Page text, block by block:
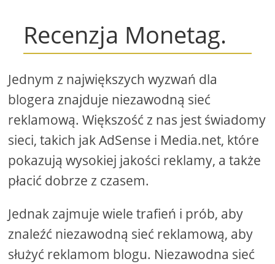
Recenzja Monetag.
Jednym z największych wyzwań dla
blogera znajduje niezawodną sieć
reklamową. Większość z nas jest świadomy
sieci, takich jak AdSense i Media.net, które
pokazują wysokiej jakości reklamy, a także
płacić dobrze z czasem.
Jednak zajmuje wiele trafień i prób, aby
znaleźć niezawodną sieć reklamową, aby
służyć reklamom blogu. Niezawodna sieć